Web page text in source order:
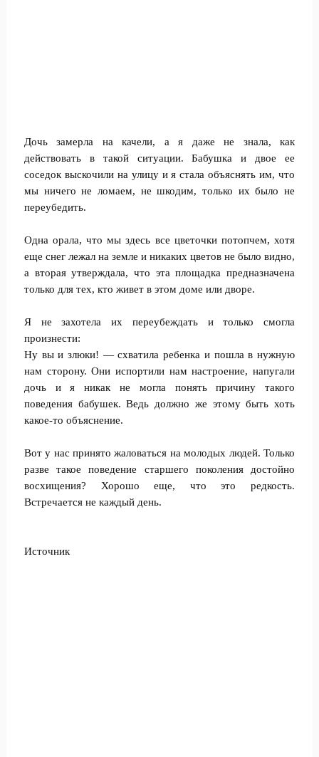
Дочь замерла на качели, а я даже не знала, как
действовать в такой ситуации. Бабушка и двое ее
соседок выскочили на улицу и я стала объяснять им, что
мы ничего не ломаем, не шкодим, только их было не
переубедить.
Одна орала, что мы здесь все цветочки потопчем, хотя
еще снег лежал на земле и никаких цветов не было видно,
а вторая утверждала, что эта площадка предназначена
только для тех, кто живет в этом доме или дворе.
Я не захотела их переубеждать и только смогла
произнести:
Ну вы и злюки! — схватила ребенка и пошла в нужную
нам сторону. Они испортили нам настроение, напугали
дочь и я никак не могла понять причину такого
поведения бабушек. Ведь должно же этому быть хоть
какое-то объяснение.
Вот у нас принято жаловаться на молодых людей. Только
разве такое поведение старшего поколения достойно
восхищения? Хорошо еще, что это редкость.
Встречается не каждый день.
Источник